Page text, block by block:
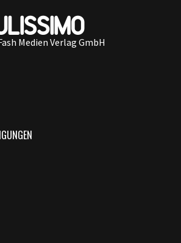
Medien Verlag GmbH